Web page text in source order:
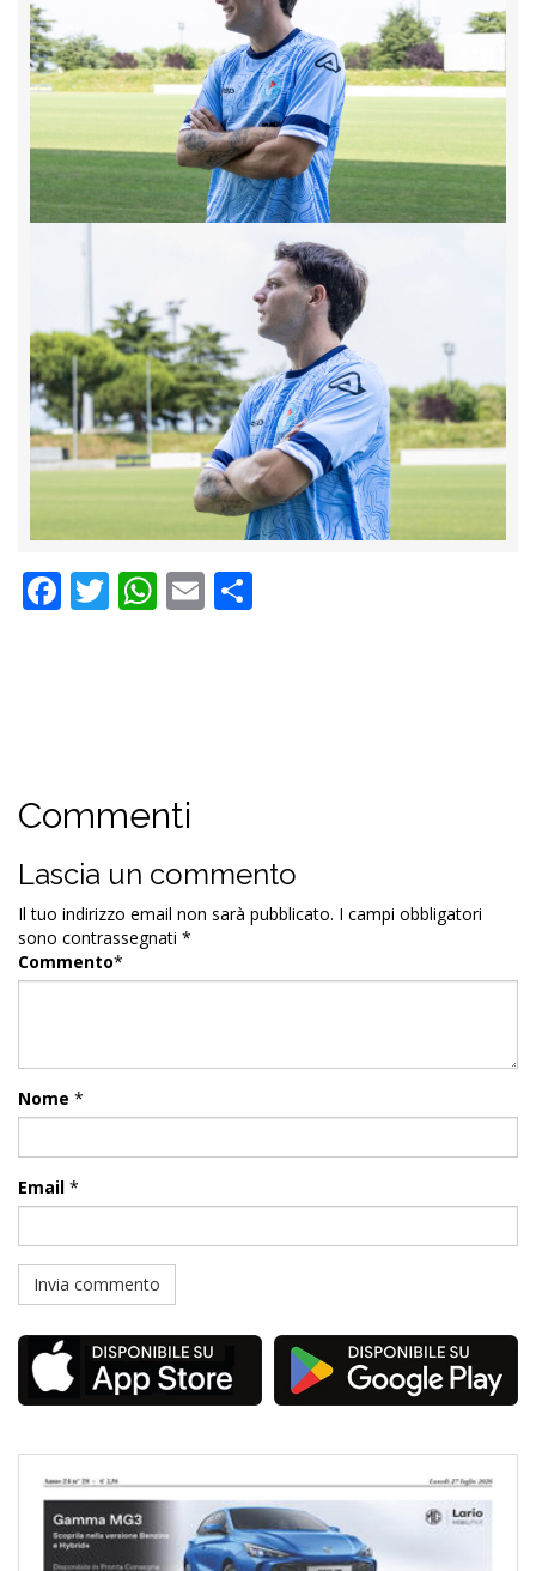
Facebook
Twitter
WhatsApp
Email
Commenti
Lascia un commento
Il tuo indirizzo email non sarà pubblicato. I campi obbligatori
sono contrassegnati *
Commento*
Nome *
Email *